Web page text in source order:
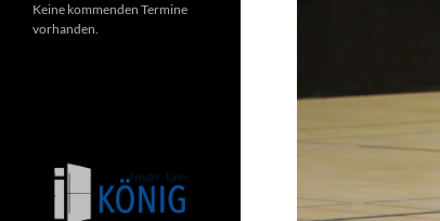
Keine kommenden Termine
vorhanden.